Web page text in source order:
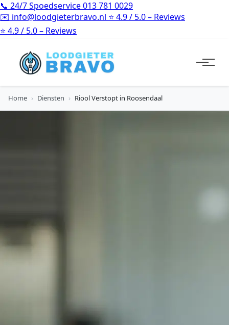
📞 24/7 Spoedservice013 781 0029
✉️ info@loodgieterbravo.nl ⭐ 4.9 / 5.0 – Reviews
⭐ 4.9 / 5.0 – Reviews
Home › Diensten › Riool Verstopt in Roosendaal